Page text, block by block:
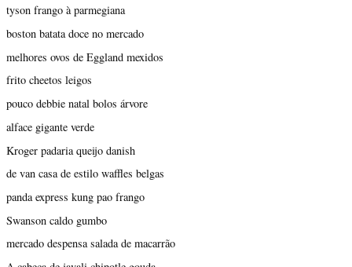
tyson frango à parmegiana
boston batata doce no mercado
melhores ovos de Eggland mexidos
frito cheetos leigos
pouco debbie natal bolos árvore
alface gigante verde
Kroger padaria queijo danish
de van casa de estilo waffles belgas
panda express kung pao frango
Swanson caldo gumbo
mercado despensa salada de macarrão